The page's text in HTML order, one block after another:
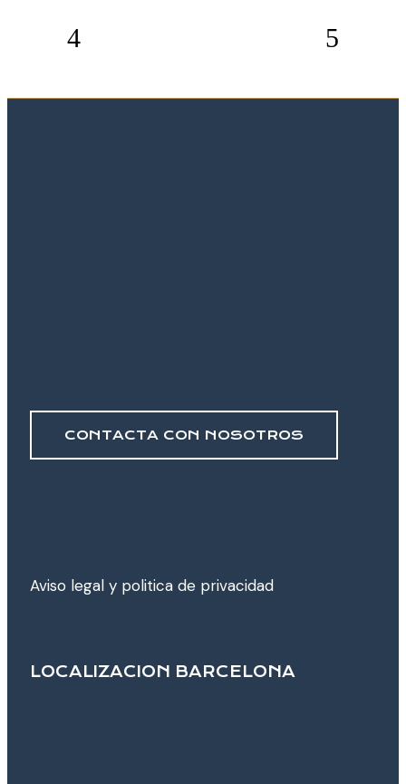
CONTACTA CON NOSOTROS
Aviso legal y poli­tica de privacidad
LOCALIZACION BARCELONA